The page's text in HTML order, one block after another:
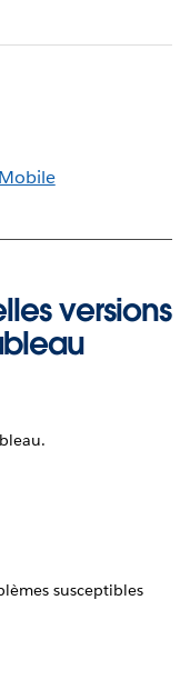
versions
susceptibles